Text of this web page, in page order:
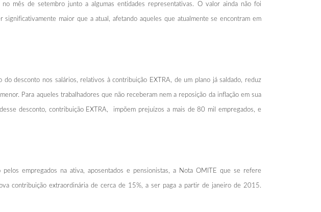
mês de setembro junto a algumas entidades representativas. O valor ainda não foi
maior que a atual, afetando aqueles que atualmente se encontram em
desconto nos salários, relativos à contribuição EXTRA, de um plano já saldado, reduz
Para aqueles trabalhadores que não receberam nem a reposição da inflação em sua
desconto, contribuição EXTRA, impõem prejuízos a mais de 80 mil empregados, e
empregados na ativa, aposentados e pensionistas, a Nota OMITE que se refere
contribuição extraordinária de cerca de 15%, a ser paga a partir de janeiro de 2015.